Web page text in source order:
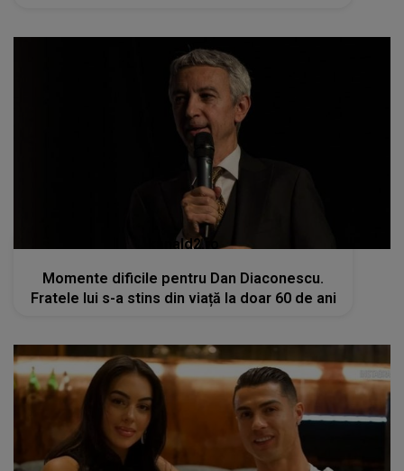
kanald2.ro
Momente dificile pentru Dan Diaconescu.
Fratele lui s-a stins din viață la doar 60 de ani